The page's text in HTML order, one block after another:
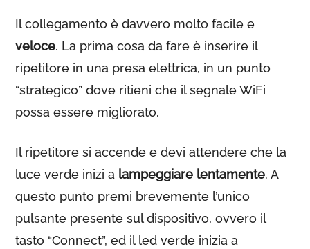
Il collegamento è davvero molto facile e
veloce. La prima cosa da fare è inserire il
ripetitore in una presa elettrica, in un punto
“strategico” dove ritieni che il segnale WiFi
possa essere migliorato.
Il ripetitore si accende e devi attendere che la
luce verde inizi a lampeggiare lentamente. A
questo punto premi brevemente l’unico
pulsante presente sul dispositivo, ovvero il
tasto “Connect”, ed il led verde inizia a